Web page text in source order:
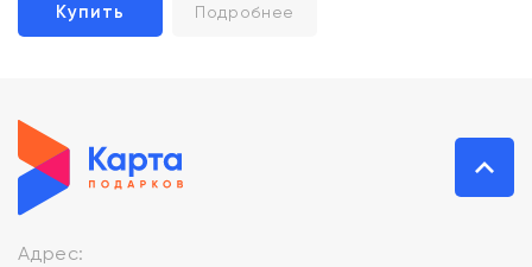
Купить Подробнее
Адрес: